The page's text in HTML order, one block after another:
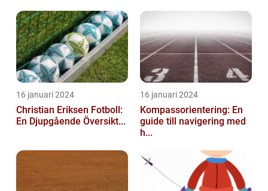
16 januari 2024
Christian Eriksen Fotboll:
En Djupgående Översikt...
16 januari 2024
Kompassorientering: En
guide till navigering med
h...